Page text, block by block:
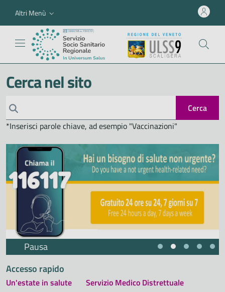
Altri Menù
Cerca nel sito
Cerca
*Inserisci parole chiave, ad esempio "Vaccinazioni"
Pausa
Accesso rapido
Un'estate in salute
Servizio Medico Distrettuale